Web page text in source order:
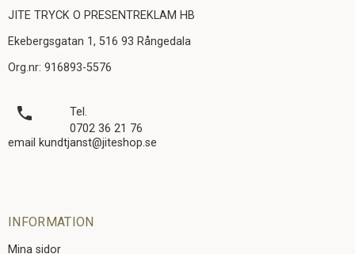
JITE TRYCK O PRESENTREKLAM HB
Ekebergsgatan 1, 516 93 Rångedala
Org.nr: 916893-5576
local_phone
Tel.
0702 36 21 76
email kundtjanst@jiteshop.se
INFORMATION
Mina sidor